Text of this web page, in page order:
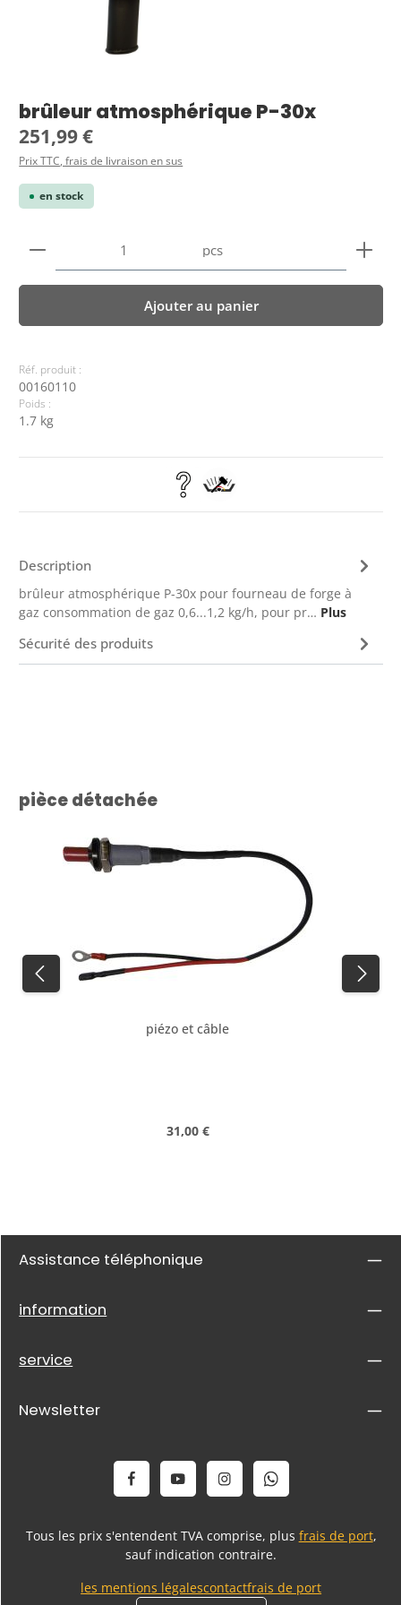
brûleur atmosphérique P-30x
Prix régulier :
251,99 €
Prix TTC, frais de livraison en sus
en stock
Quantité de produit : Entrez la quantité
pcs
Ajouter au panier
Réf. produit :
00160110
Poids :
1.7 kg
Description
brûleur atmosphérique P-30x pour fourneau de forge à
gaz consommation de gaz 0,6...1,2 kg/h, pour pr… Plus
Sécurité des produits
Ignorer la galerie de produits
pièce détachée
piézo et câble
Prix régulier :
31,00 €
Assistance téléphonique
information
service
Newsletter
Tous les prix s'entendent TVA comprise, plus frais de port,
sauf indication contraire.
les mentions légalescontactfrais de port